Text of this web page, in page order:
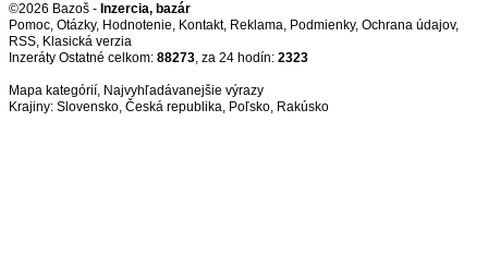
©2026 Bazoš - Inzercia, bazár
Pomoc, Otázky, Hodnotenie, Kontakt, Reklama, Podmienky, Ochrana údajov,
RSS,
Inzeráty Ostatné celkom: 88273, za 24 hodín: 2323
Mapa kategórií, Najvyhľadávanejšie výrazy
Krajiny: Slovensko, Česká republika, Poľsko, Rakúsko